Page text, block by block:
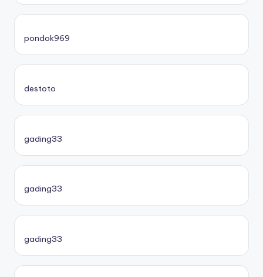
pondok969
destoto
gading33
gading33
gading33